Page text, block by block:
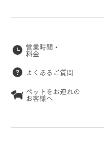
営業時間・
料金
よくあるご質問
ペットをお連れの
お客様へ